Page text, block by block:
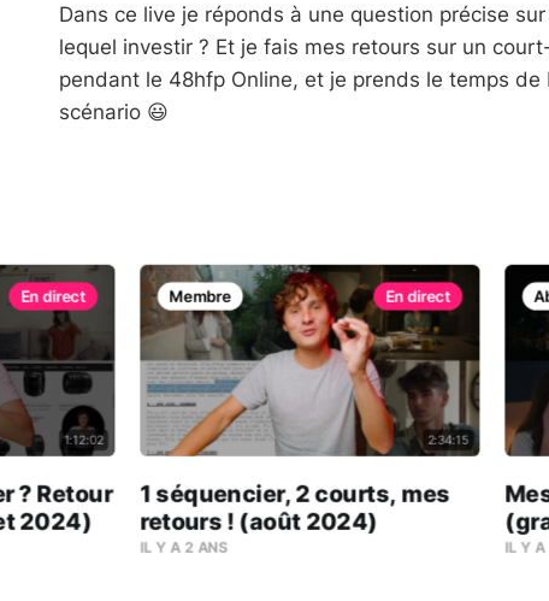
Dans ce live je réponds à une question précise
lequel investir ? Et je fais mes retours sur un
pendant le 48hfp Online, et je prends le temps
scénario 😃
1:12:02
? Retour
2024)
2:34:15
Membre
1 séquencier, 2 courts, mes
retours ! (août 2024)
IL Y A 2 ANS IL Y